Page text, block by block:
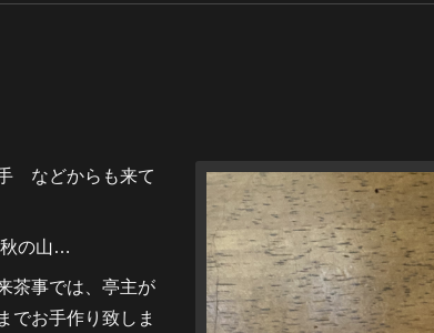
どからも来て
秋の山…
茶事では、亭主が
でお手作り致しま